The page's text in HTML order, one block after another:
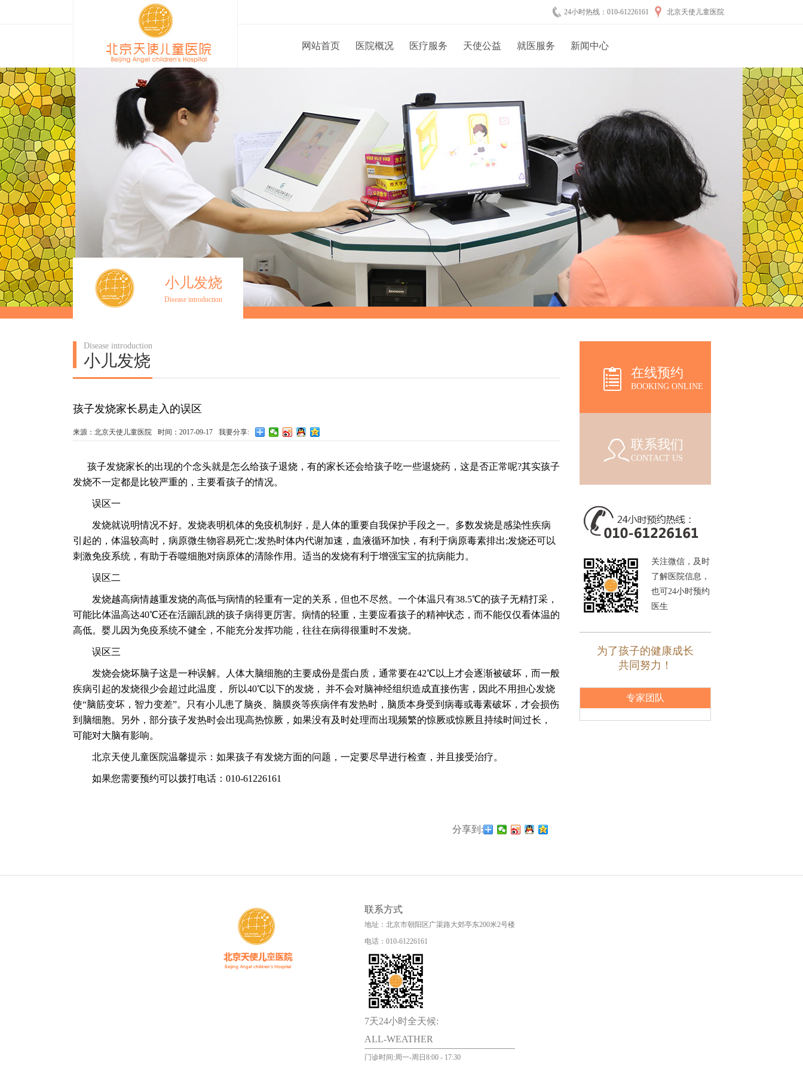
北京天使儿童医院
24小时热线：010-61226161
网站首页 医院概况 医疗服务 天使公益 就医服务 新闻中心
小儿发烧
Disease introduction
Disease introduction
小儿发烧
孩子发烧家长易走入的误区
来源：北京天使儿童医院 时间：2017-09-17 我要分享:
孩子发烧家长的出现的个念头就是怎么给孩子退烧，有的家长还会给孩子吃一些退烧药，这是否正常呢?其实孩子
发烧不一定都是比较严重的，主要看孩子的情况。
误区一
发烧就说明情况不好。发烧表明机体的免疫机制好，是人体的重要自我保护手段之一。多数发烧是感染性疾病
引起的，体温较高时，病原微生物容易死亡;发热时体内代谢加速，血液循环加快，有利于病原毒素排出;发烧还可以
刺激免疫系统，有助于吞噬细胞对病原体的清除作用。适当的发烧有利于增强宝宝的抗病能力。
误区二
发烧越高病情越重发烧的高低与病情的轻重有一定的关系，但也不尽然。一个体温只有38.5℃的孩子无精打采，
可能比体温高达40℃还在活蹦乱跳的孩子病得更厉害。病情的轻重，主要应看孩子的精神状态，而不能仅仅看体温的
高低。婴儿因为免疫系统不健全，不能充分发挥功能，往往在病得很重时不发烧。
误区三
发烧会烧坏脑子这是一种误解。人体大脑细胞的主要成份是蛋白质，通常要在42℃以上才会逐渐被破坏，而一般
疾病引起的发烧很少会超过此温度， 所以40℃以下的发烧， 并不会对脑神经组织造成直接伤害，因此不用担心发烧
使“脑筋变坏，智力变差”。只有小儿患了脑炎、脑膜炎等疾病伴有发热时，脑质本身受到病毒或毒素破坏，才会损伤
到脑细胞。另外，部分孩子发热时会出现高热惊厥，如果没有及时处理而出现频繁的惊厥或惊厥且持续时间过长，
可能对大脑有影响。
北京天使儿童医院温馨提示：如果孩子有发烧方面的问题，一定要尽早进行检查，并且接受治疗。
如果您需要预约可以拨打电话：010-61226161
分享到:
在线预约
BOOKING ONLINE
联系我们
CONTACT US
关注微信，及时
了解医院信息，
也可24小时预约
医生
为了孩子的健康成长
共同努力！
专家团队
联系方式
地址：北京市朝阳区广渠路大郊亭东200米2号楼
电话：010-61226161
7天24小时全天候:
ALL-WEATHER
门诊时间:周一-周日8:00 - 17:30